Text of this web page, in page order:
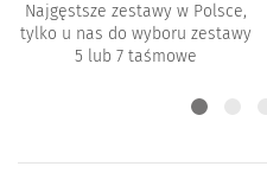
Najgęstsze zestawy w Polsce,
tylko u nas do wyboru zestawy
5 lub 7 taśmowe